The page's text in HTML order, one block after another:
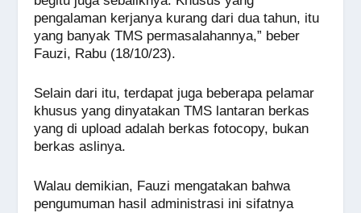
pengalaman kerjanya kurang dari dua tahun, itu
yang banyak TMS permasalahannya,” beber
Fauzi, Rabu (18/10/23).
Selain dari itu, terdapat juga beberapa pelamar
khusus yang dinyatakan TMS lantaran berkas
yang di upload adalah berkas fotocopy, bukan
berkas aslinya.
Walau demikian, Fauzi mengatakan bahwa
pengumuman hasil administrasi ini sifatnya